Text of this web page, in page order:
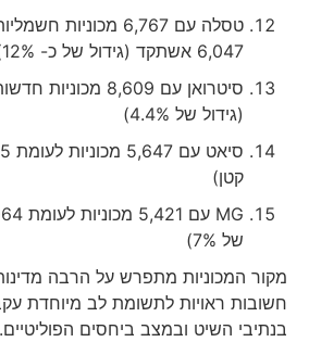
טסלה עם 6,767 מכוניות
6,047 אשתקד (גידול של כ- 12%)
(גידול של 4.4%)
קטן)
של 7%)
מקור המכוניות מתפרש על הרבה מדינות
חשובות ראויות לתשומת לב מיוחדת עקב
בנתיבי השיט ובמצב ביחסים הפוליטיים.